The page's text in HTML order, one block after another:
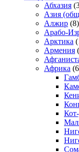
Абхазия
Азия
Алжир (8)
Арабо-
Арктика
Армения
Африка